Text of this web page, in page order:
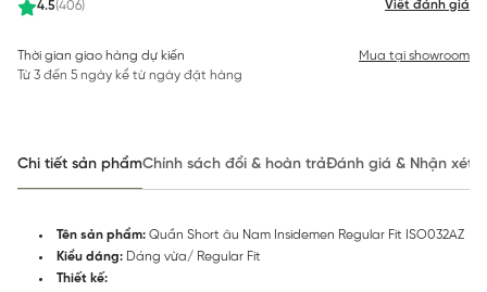
4.5(406) Viết đánh giá
Thời gian giao hàng dự kiến
Từ 3 đến 5 ngày kể từ ngày đặt hàng
Mua tại showroom
Chi tiết sản phẩmChính sách đổi & hoàn trảĐánh giá & Nhận xét
Tên sản phẩm: Quần Short âu Nam Insidemen Regular Fit ISO032AZ
Kiểu dáng: Dáng vừa/ Regular Fit
Thiết kế: